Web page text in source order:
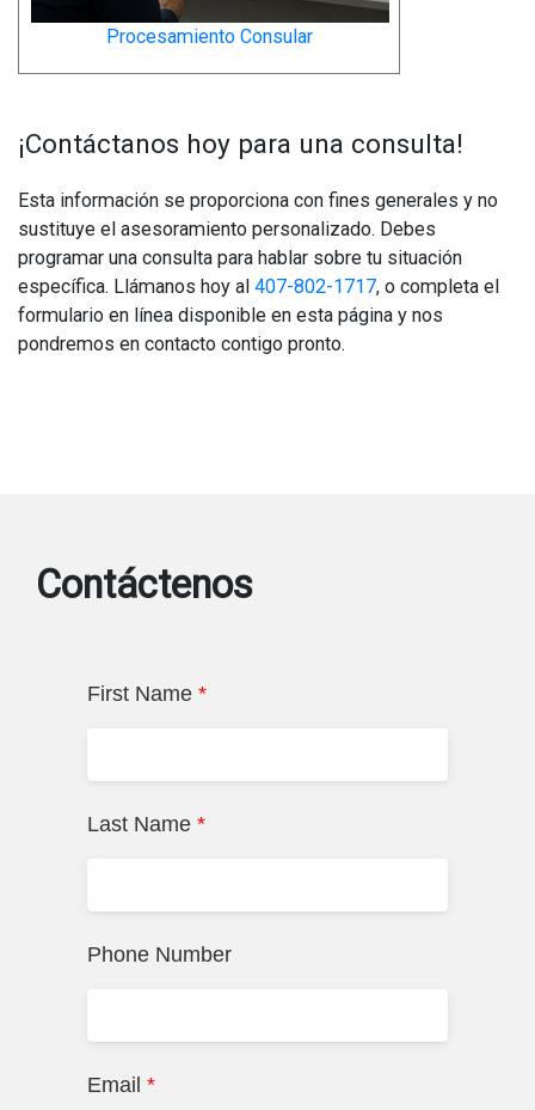
Procesamiento Consular
¡Contáctanos hoy para una consulta!
Esta información se proporciona con fines generales y no
sustituye el asesoramiento personalizado. Debes
programar una consulta para hablar sobre tu situación
específica. Llámanos hoy al 407-802-1717, o completa el
formulario en línea disponible en esta página y nos
pondremos en contacto contigo pronto.
Contáctenos